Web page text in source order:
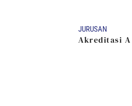
JURUSAN
Akreditasi A